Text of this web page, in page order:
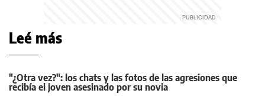
Leé más
"¿Otra vez?": los chats y las fotos de las agresiones que
recibía el joven asesinado por su novia